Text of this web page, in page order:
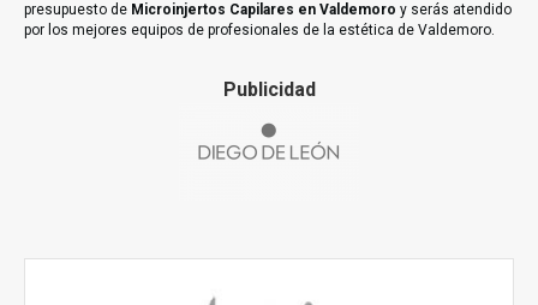
presupuesto de Microinjertos Capilares en Valdemoro y serás atendido
por los mejores equipos de profesionales de la estética de Valdemoro.
Publicidad